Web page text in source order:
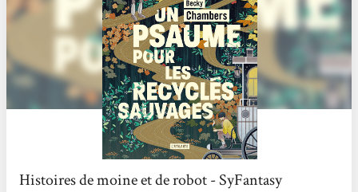
Histoires de moine et de robot - SyFantasy